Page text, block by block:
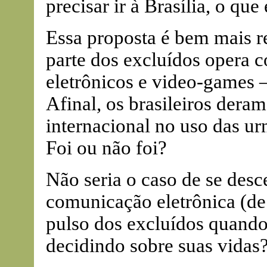
precisar ir à Brasília, o que
Essa proposta é bem mais
parte dos excluídos opera
eletrônicos e video-games
Afinal, os brasileiros
internacional no uso das
Foi ou não foi?
Não seria o caso de se
comunicação eletrônica
pulso dos excluídos
decidindo sobre suas